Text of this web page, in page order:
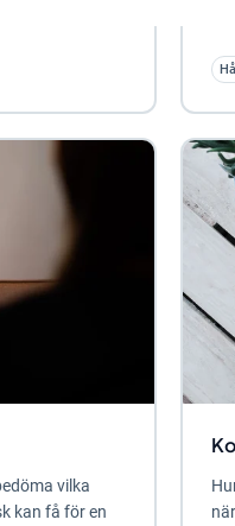
vilka
kan få för en